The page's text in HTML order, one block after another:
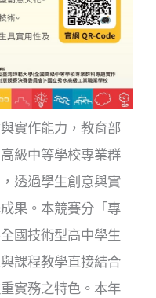
實作能力，教育部
高級中等學校專業群
透過學生創意與實
果。本競賽分「專
國技術型高中學生
課程教學直接結合
實務之特色。本年